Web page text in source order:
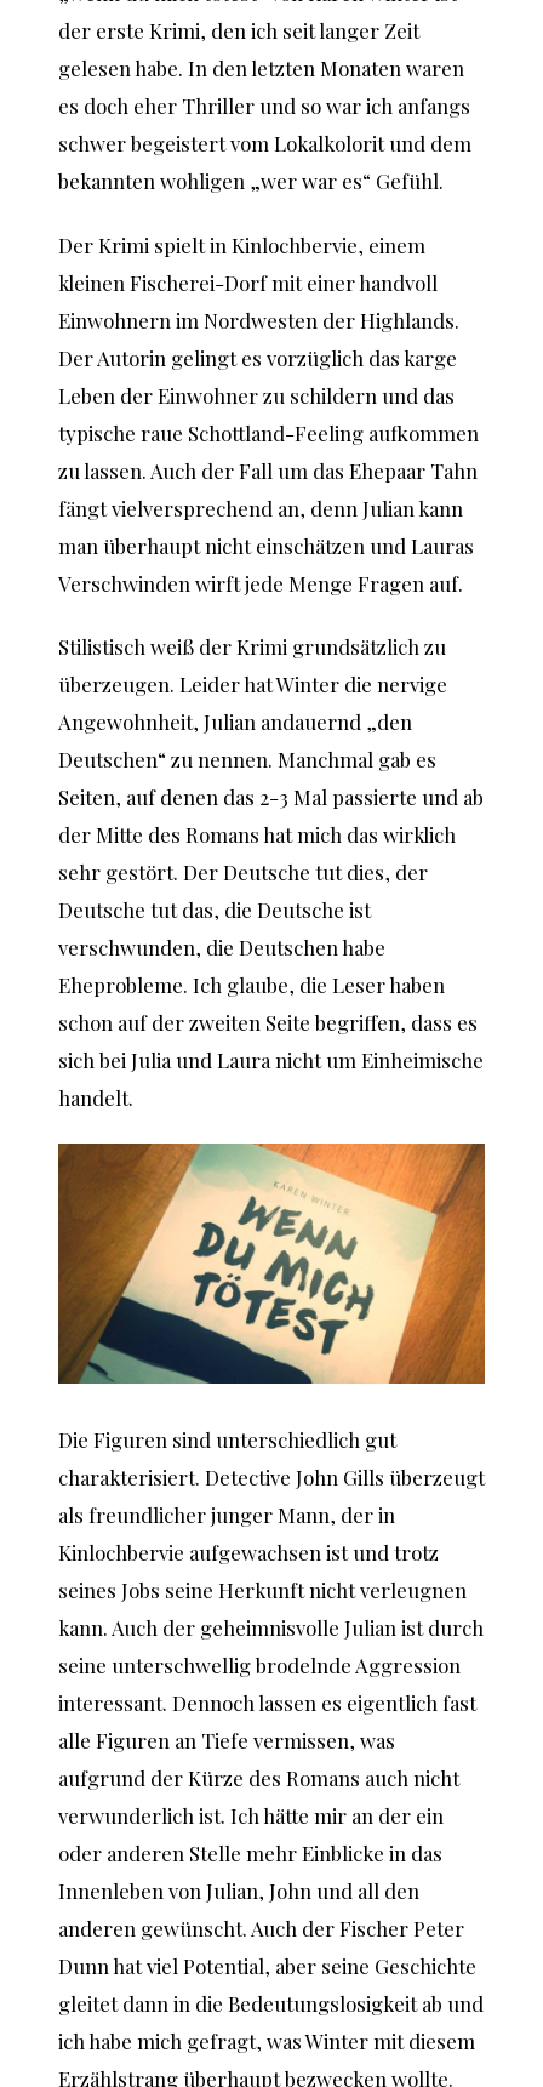
der erste Krimi, den ich seit langer Zeit
gelesen habe. In den letzten Monaten waren
es doch eher Thriller und so war ich anfangs
schwer begeistert vom Lokalkolorit und dem
bekannten wohligen „wer war es“ Gefühl.
Der Krimi spielt in Kinlochbervie, einem
kleinen Fischerei-Dorf mit einer handvoll
Einwohnern im Nordwesten der Highlands.
Der Autorin gelingt es vorzüglich das karge
Leben der Einwohner zu schildern und das
typische raue Schottland-Feeling aufkommen
zu lassen. Auch der Fall um das Ehepaar Tahn
fängt vielversprechend an, denn Julian kann
man überhaupt nicht einschätzen und Lauras
Verschwinden wirft jede Menge Fragen auf.
Stilistisch weiß der Krimi grundsätzlich zu
überzeugen. Leider hat Winter die nervige
Angewohnheit, Julian andauernd „den
Deutschen“ zu nennen. Manchmal gab es
Seiten, auf denen das 2-3 Mal passierte und ab
der Mitte des Romans hat mich das wirklich
sehr gestört. Der Deutsche tut dies, der
Deutsche tut das, die Deutsche ist
verschwunden, die Deutschen habe
Eheprobleme. Ich glaube, die Leser haben
schon auf der zweiten Seite begriffen, dass es
sich bei Julia und Laura nicht um Einheimische
handelt.
Die Figuren sind unterschiedlich gut
charakterisiert. Detective John Gills überzeugt
als freundlicher junger Mann, der in
Kinlochbervie aufgewachsen ist und trotz
seines Jobs seine Herkunft nicht verleugnen
kann. Auch der geheimnisvolle Julian ist durch
seine unterschwellig brodelnde Aggression
interessant. Dennoch lassen es eigentlich fast
alle Figuren an Tiefe vermissen, was
aufgrund der Kürze des Romans auch nicht
verwunderlich ist. Ich hätte mir an der ein
oder anderen Stelle mehr Einblicke in das
Innenleben von Julian, John und all den
anderen gewünscht. Auch der Fischer Peter
Dunn hat viel Potential, aber seine Geschichte
gleitet dann in die Bedeutungslosigkeit ab und
ich habe mich gefragt, was Winter mit diesem
Erzählstrang überhaupt bezwecken wollte.